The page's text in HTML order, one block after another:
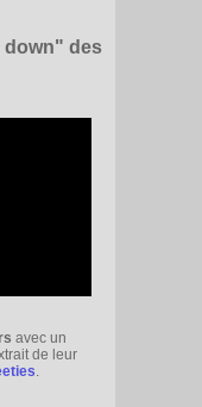
down" des
avec un
de leur
.